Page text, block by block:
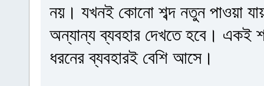
নয়। যখনই কোনো শব্দ নতুন পাওয়া
অন্যান্য ব্যবহার দেখতে হবে। একই
ধরনের ব্যবহারই বেশি আসে।